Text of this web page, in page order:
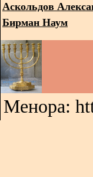
Аскольдов
Бирман Наум
Менора: